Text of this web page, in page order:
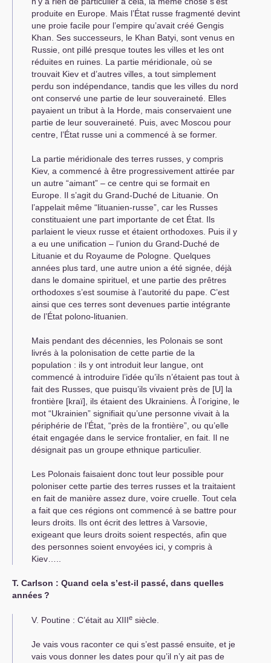
produite en Europe. Mais l’État russe fragmenté devint
une proie facile pour l’empire qu’avait créé Gengis
Khan. Ses successeurs, le Khan Batyi, sont venus en
Russie, ont pillé presque toutes les villes et les ont
réduites en ruines. La partie méridionale, où se
trouvait Kiev et d’autres villes, a tout simplement
perdu son indépendance, tandis que les villes du nord
ont conservé une partie de leur souveraineté. Elles
payaient un tribut à la Horde, mais conservaient une
partie de leur souveraineté. Puis, avec Moscou pour
centre, l’État russe uni a commencé à se former.
La partie méridionale des terres russes, y compris
Kiev, a commencé à être progressivement attirée par
un autre “aimant” – ce centre qui se formait en
Europe. Il s’agit du Grand-Duché de Lituanie. On
l’appelait même “lituanien-russe”, car les Russes
constituaient une part importante de cet État. Ils
parlaient le vieux russe et étaient orthodoxes. Puis il y
a eu une unification – l’union du Grand-Duché de
Lituanie et du Royaume de Pologne. Quelques
années plus tard, une autre union a été signée, déjà
dans le domaine spirituel, et une partie des prêtres
orthodoxes s’est soumise à l’autorité du pape. C’est
ainsi que ces terres sont devenues partie intégrante
de l’État polono-lituanien.
Mais pendant des décennies, les Polonais se sont
livrés à la polonisation de cette partie de la
population : ils y ont introduit leur langue, ont
commencé à introduire l’idée qu’ils n’étaient pas tout à
fait des Russes, que puisqu’ils vivaient près de [U] la
frontière [kraï], ils étaient des Ukrainiens. À l’origine, le
mot “Ukrainien” signifiait qu’une personne vivait à la
périphérie de l’État, “près de la frontière”, ou qu’elle
était engagée dans le service frontalier, en fait. Il ne
désignait pas un groupe ethnique particulier.
Les Polonais faisaient donc tout leur possible pour
poloniser cette partie des terres russes et la traitaient
en fait de manière assez dure, voire cruelle. Tout cela
a fait que ces régions ont commencé à se battre pour
leurs droits. Ils ont écrit des lettres à Varsovie,
exigeant que leurs droits soient respectés, afin que
des personnes soient envoyées ici, y compris à
Kiev…..
Т. Carlson : Quand cela s’est-il passé, dans quelles
années?
V. Poutine : C’était au XIIIe siècle.
Je vais vous raconter ce qui s’est passé ensuite, et je
vais vous donner les dates pour qu’il n’y ait pas de